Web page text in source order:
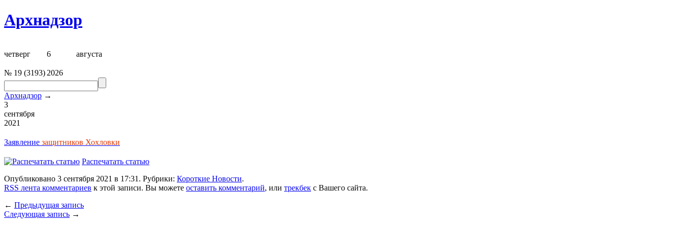
Архнадзор
четверг 6 августа
№ 19 (3193) 2026
Архнадзор →
3
сентября
2021
Заявление защитников Хохловки
Распечатать статью
Опубликовано 3 сентября 2021 в 17:31. Рубрики: Короткие Новости.
RSS лента комментариев к этой записи. Вы можете оставить комментарий, или трекбек с Вашего сайта.
← Предыдущая запись
Следующая запись →